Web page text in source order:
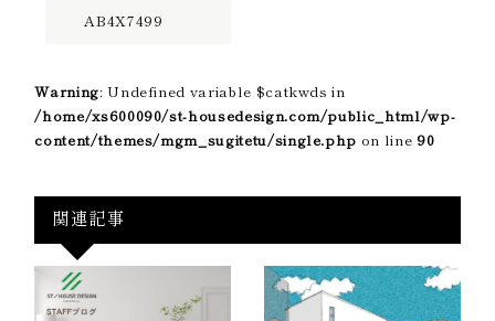
AB4X7499
Warning: Undefined variable $catkwds in
/home/xs600090/st-housedesign.com/public_html/wp-
content/themes/mgm_sugitetu/single.php on line 90
関連記事